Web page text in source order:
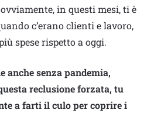
in questi mesi, ti è
c’erano clienti e lavoro,
spese rispetto a oggi.
anche senza pandemia,
reclusione forzata, tu
a farti il culo per coprire i